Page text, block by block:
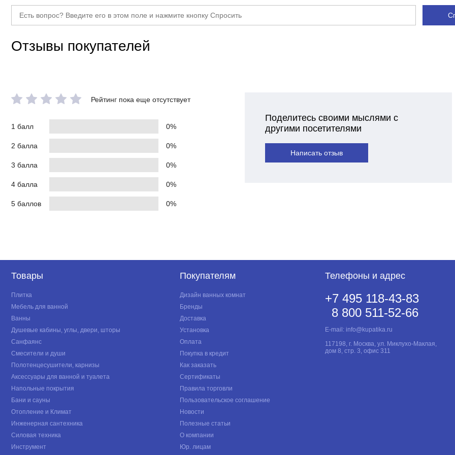
Отзывы покупателей
Рейтинг пока еще отсутствует
1 балл 0%
2 балла 0%
3 балла 0%
4 балла 0%
5 баллов 0%
Поделитесь своими мыслями с
другими посетителями
Написать отзыв
Товары
Плитка
Мебель для ванной
Ванны
Душевые кабины, углы, двери, шторы
Санфаянс
Смесители и души
Полотенцесушители, карнизы
Аксессуары для ванной и туалета
Напольные покрытия
Бани и сауны
Отопление и Климат
Инженерная сантехника
Силовая техника
Инструмент
Покупателям
Дизайн ванных комнат
Бренды
Доставка
Установка
Оплата
Покупка в кредит
Как заказать
Сертификаты
Правила торговли
Пользовательское соглашение
Новости
Полезные статьи
О компании
Юр. лицам
Телефоны и адрес
+7 495 118-43-83
8 800 511-52-66
E-mail: info@kupatika.ru
117198, г. Москва, ул. Миклухо-Маклая,
дом 8, стр. 3, офис 311